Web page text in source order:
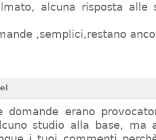
alcuna risposta alle
,semplici,restano
domande erano
studio alla base, ma